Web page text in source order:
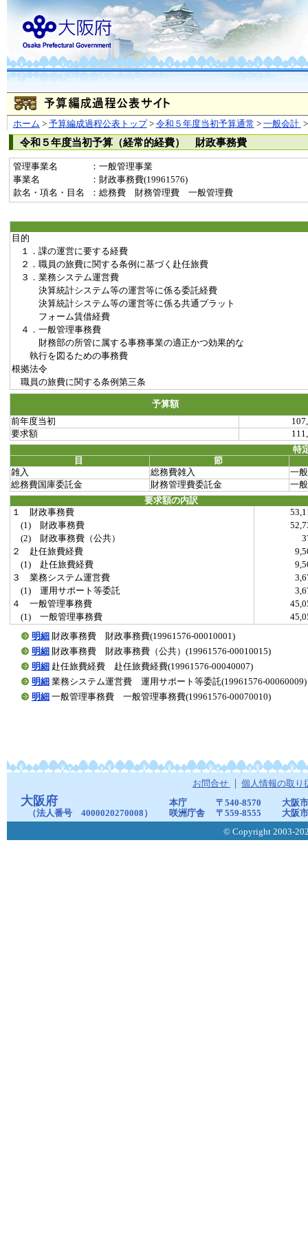
ホーム > 予算編成過程公表トップ> 令和５年度当初予算通常 > 一般会計
令和５年度当初予算（経常的経費） 財政事務費
管理事業名
：一般管理事業
事業名
：財政事務費(19961576)
款名・項名・目名
：総務費 財務管理費 一般管理費
目的
１．課の運営に要する経費
２．職員の旅費に関する条例に基づく赴任旅費
３．業務システム運営費
決算統計システム等の運営等に係る委託経費
決算統計システム等の運営等に係る共通プラット
フォーム賃借経費
４．一般管理事務費
財務部の所管に属する事務事業の適正かつ効果的な
執行を図るための事務費
根拠法令
職員の旅費に関する条例第三条
予算額
前年度当初
要求額
特
目
節
雑入
総務費雑入
一
総務費国庫委託金
財務管理費委託金
一
要求額の内訳
１ 財政事務費
(1) 財政事務費
(2) 財政事務費（公共）
２ 赴任旅費経費
(1) 赴任旅費経費
３ 業務システム運営費
(1) 運用サポート等委託
４ 一般管理事務費
(1) 一般管理事務費
明細 財政事務費 財政事務費(19961576-00010001)
明細 財政事務費 財政事務費（公共）(19961576-00010015)
明細 赴任旅費経費 赴任旅費経費(19961576-00040007)
明細 業務システム運営費 運用サポート等委託(19961576-00060009)
明細 一般管理事務費 一般管理事務費(19961576-00070010)
お問合せ 個人情報の取り
大阪府
（法人番号 4000020270008）
本庁 〒540-8570
大阪
咲洲庁舎
〒559-8555
大阪
© Copyright 2003-